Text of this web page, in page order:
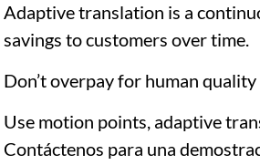
Adaptive translation is a
savings to customers over time.
Don’t overpay for human
Use motion points, adaptive
Contáctenos para una